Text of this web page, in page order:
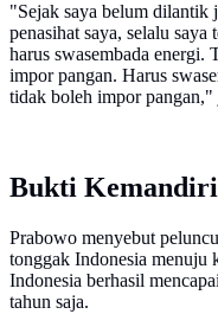
"Sejak saya belum dilantik
penasihat saya, selalu saya
harus swasembada
impor pangan. Harus
tidak boleh impor pangan,"
Bukti
Prabowo menyebut
tonggak Indonesia menuju
Indonesia berhasil
tahun saja.